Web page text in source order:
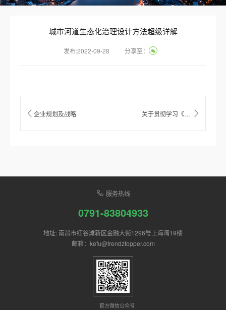
城市河道生态化治理设计方法超级详解
发布:2022-09-28 分享至：
企业规划及战略 关于贯彻学习《关于开展2021年度水利建设市场主体信用评价工作的通知》的通知
服务热线
0791-83804933
地址: 南昌市红谷滩新区金融大街1296号上海湾19楼
邮箱：kefu@trendztopper.com
官方微信公众号